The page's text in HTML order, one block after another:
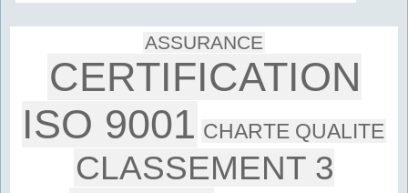
ASSURANCE
CERTIFICATION
ISO 9001 CHARTE QUALITE
CLASSEMENT 3